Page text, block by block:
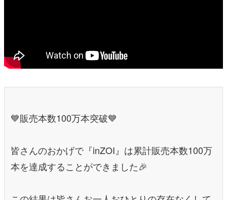
💙販売本数100万本突破💙
皆さんのおかげで『inZOI』は累計販売本数100万
本を達成することができました🎉